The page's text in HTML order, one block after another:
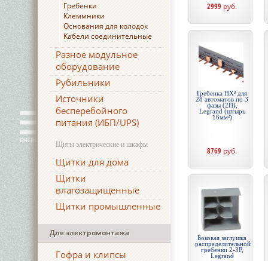
Гребенки
Клеммники
Основания для колодок
Кабели соединительные
Разное модульное
оборудование
Рубильники
Источники
бесперебойного
питания (ИБП/UPS)
Щиты электрические и шкафы
Щитки для дома
Щитки
влагозащищенные
Щитки промышленные
Для электромонтажа
Гофра и клипсы
2999 руб.
Гребенка HX³ для
28 автоматов по 3
фазы (2П),
Legrand (штырь
16мм²)
8769 руб.
Боковая заглушка
распределительной
гребенки 2-3P,
Legrand